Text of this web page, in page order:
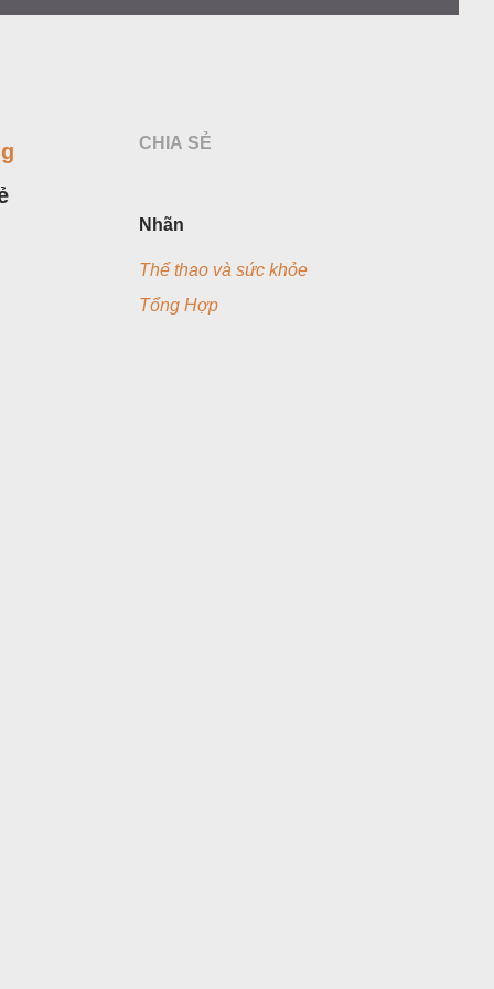
CHIA SẺ
Nhãn
Thể thao và sức khỏe
Tổng Hợp